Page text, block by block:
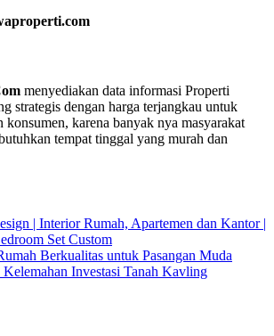
menyediakan data informasi Properti
strategis dengan harga terjangkau untuk
konsumen, karena banyak nya masyarakat
tempat tinggal yang murah dan
| Interior Rumah, Apartemen dan Kantor |
Set Custom
Berkualitas untuk Pasangan Muda
Investasi Tanah Kavling